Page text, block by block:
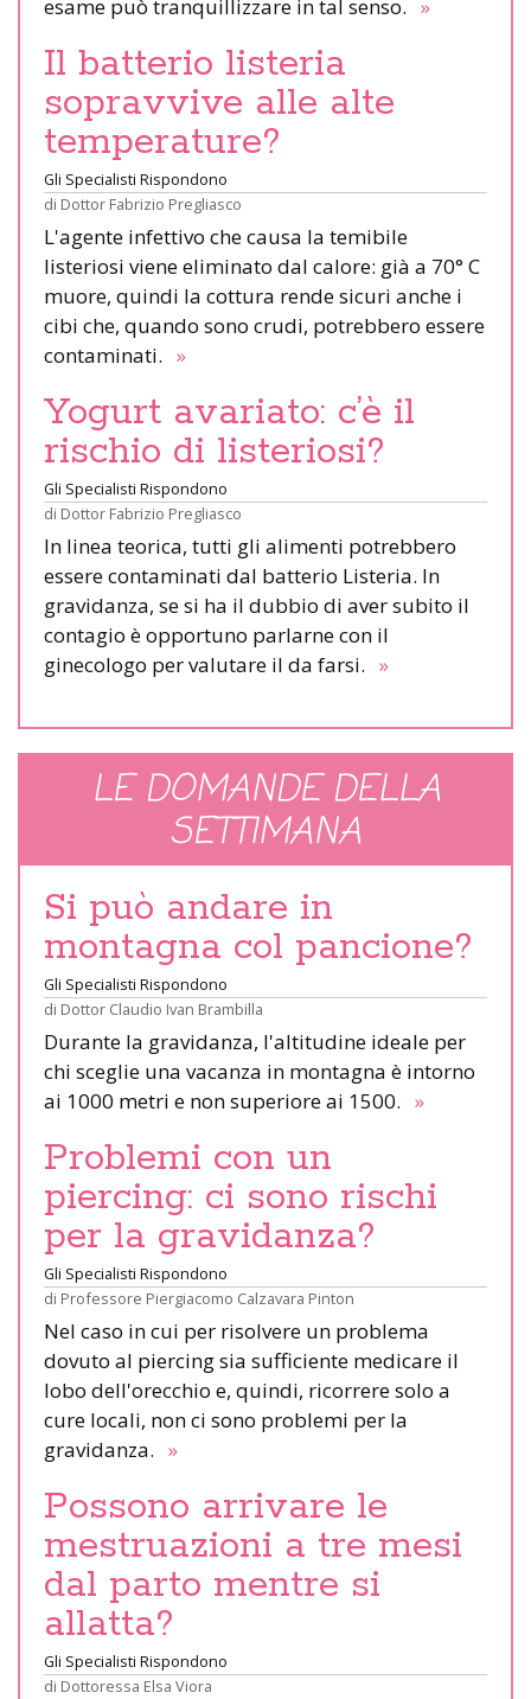
esame può tranquillizzare in tal senso. »
Il batterio listeria
sopravvive alle alte
temperature?
Gli Specialisti Rispondono
di Dottor Fabrizio Pregliasco
L'agente infettivo che causa la temibile
listeriosi viene eliminato dal calore: già a 70° C
muore, quindi la cottura rende sicuri anche i
cibi che, quando sono crudi, potrebbero essere
contaminati. »
Yogurt avariato: c’è il
rischio di listeriosi?
Gli Specialisti Rispondono
di Dottor Fabrizio Pregliasco
In linea teorica, tutti gli alimenti potrebbero
essere contaminati dal batterio Listeria. In
gravidanza, se si ha il dubbio di aver subito il
contagio è opportuno parlarne con il
ginecologo per valutare il da farsi. »
LE DOMANDE DELLA
SETTIMANA
Si può andare in
montagna col pancione?
Gli Specialisti Rispondono
di Dottor Claudio Ivan Brambilla
Durante la gravidanza, l'altitudine ideale per
chi sceglie una vacanza in montagna è intorno
ai 1000 metri e non superiore ai 1500. »
Problemi con un
piercing: ci sono rischi
per la gravidanza?
Gli Specialisti Rispondono
di Professore Piergiacomo Calzavara Pinton
Nel caso in cui per risolvere un problema
dovuto al piercing sia sufficiente medicare il
lobo dell'orecchio e, quindi, ricorrere solo a
cure locali, non ci sono problemi per la
gravidanza. »
Possono arrivare le
mestruazioni a tre mesi
dal parto mentre si
allatta?
Gli Specialisti Rispondono
di Dottoressa Elsa Viora